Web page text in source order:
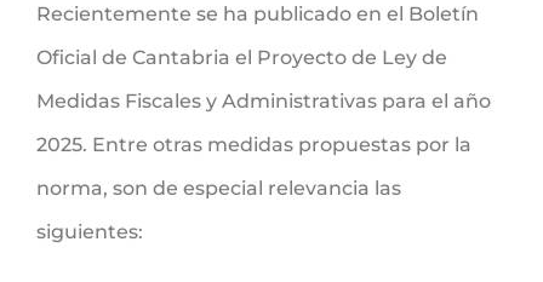
Recientemente se ha publicado en el Boletín
Oficial de Cantabria el Proyecto de Ley de
Medidas Fiscales y Administrativas para el año
2025. Entre otras medidas propuestas por la
norma, son de especial relevancia las
siguientes: